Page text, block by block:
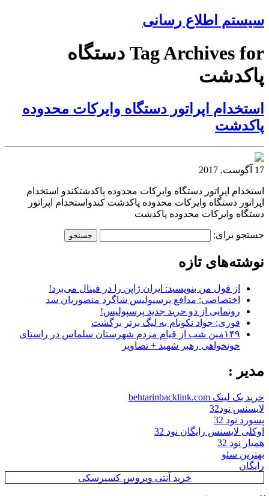
سیستم اطلاع رسانی
Tag Archives for دستگاه
پاکدشت
استخدام اپراتور دستگاه وایرکات محدوده
پاکدشت
17 آگوست, 2017
استخدام اپراتور دستگاه وایرکات محدوده پاکدشتکندو استخدام
اپراتور دستگاه وایرکات محدوده پاکدشت کندواستخدام اپراتور
دستگاه وایرکات محدوده پاکدشت
جستجو برای:
نوشته‌های تازه
از قول من بنویسید: ایران ژاپن را در فینال می‌برد!
اختصاصی: مدافع پرسپولیس شاگرد منصوریان شد
رونمایی از دو خرید جدید پرسپولیس!
فوری: جواد نکونام به لیگ برتر برگشت
۱۴۹مین شب از قیام مردم شهرستان سلماس در راستای
خونخواهی رهبر شهید + تصاویر
مدیر :
خرید بک لینک behtarinbacklink.com
لایسنس نود32
پسورد نود 32
اوکلی لایسنس رایگان نود 32
همیار نود 32
بهترین سئو
رایگان
خرید آنتی ویروس کسپرسکی